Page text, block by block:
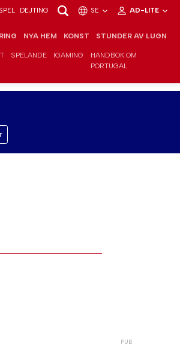
SPEL DEJTING SE AD-LITE
NYA HEM KONST STUNDER AV LUGN
SPELANDE IGAMING
HANDBOK OM
PORTUGAL